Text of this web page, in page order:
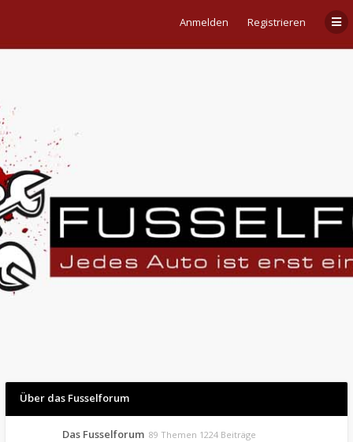
Anmelden Registrieren
Über das Fusselforum
Das Fusselforum 89 Themen 1224 Beiträge